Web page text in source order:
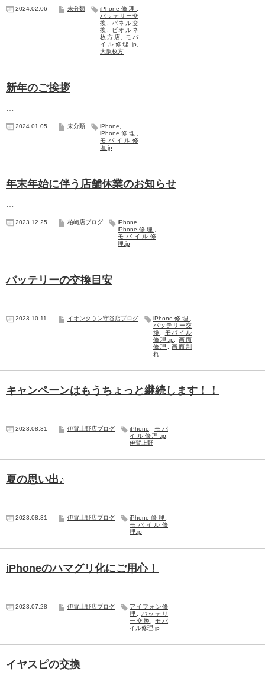
2024.02.06 未分類 iPhone修理
バッテリー交
換
パネル交
換
ビオルネ
枚方店
,モバ
イル修理.jp
大阪枚方
新年のご挨拶
2024.01.05 未分類 iPhone
iPhone修理
モバイル修
理.jp
年末年始に伴う店舗休業のお知らせ
2023.12.25 柏崎店ブログ iPhone
iPhone修理
モバイル修
理.jp
バッテリーの交換目安
2023.10.11 イオンタウン守谷店ブログ iPhone修理
バッテリー交
換
モバイル
修理.jp
画面
修理
,画面割
れ
キャンペーンはもうちょっと継続します！！
2023.08.31 伊賀上野店ブログ iPhone
モバ
イル修理.jp
伊賀上野
夏の思い出♪
2023.08.31 伊賀上野店ブログ iPhone修理
モバイル修
理.jp
iPhoneのハマグリ化にご用心！
2023.07.28 伊賀上野店ブログ
アイフォン修
理
バッテリ
ー交換
,モバ
イル修理.jp
イヤスピの交換